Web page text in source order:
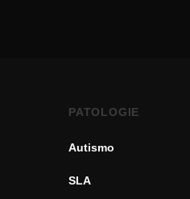
PATOLOGIE
Autismo
SLA